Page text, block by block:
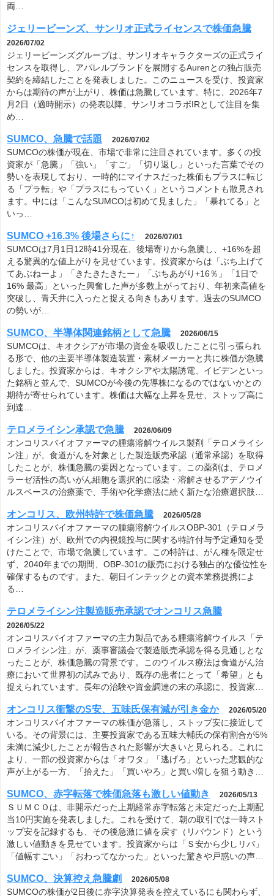
両…
ジェリービーンズ、サンリオ正式ライセンスで株価急騰
2026/07/02
ジェリービーンズグループは、サンリオキャラクターズの正式ライ
センスを取得し、アパレルブランドを展開するAurenとの独占販売
契約を締結したことを発表しました。このニュースを受け、投資家
からは期待の声が上がり、株価は急騰しています。特に、2026年7
月2日（適時開示）の発表以降、サンリオコラボIRとして注目を集
め…
SUMCO、急騰で話題 2026/07/02
SUMCOの株価が現在、市場で非常に注目されています。多くの投
資家が「急騰」「強い」「すご」「切り返し」といった言葉でその
勢いを表現しており、一時的にマイナスだった株価もプラスに転じ
る「プラ転」や「プラスにもっていく」というコメントも散見され
ます。中には「こんなSUMCOは初めて見ました」「暴れてる」と
いっ…
SUMCO +16.3% 後場さらに↑ 2026/07/01
SUMCOは7月1日12時41分現在、後場寄りから急騰し、+16%を超
える驚異的な値上がりを見せています。投資家からは「ぶち上げて
てあぶねーよ」「きたきたきたー」「ぶちあがり+16％」「1日で
16% 最高」といった興奮した声が多数上がっており、年初来高値を
突破し、青天井に入ったと捉える向きもあります。過去のSUMCO
の勢いが…
SUMCO、半導体関連銘柄として急騰 2026/06/15
SUMCOは、キオクシアが市場の資金を吸収したことに引っ張られ
る形で、他の主要半導体製造装置・素材メーカーと共に株価が急騰
しました。投資家からは、キオクシアや太陽誘電、イビデンといっ
た銘柄と並んで、SUMCOが今後の先導株になるのではないかとの
期待が寄せられています。株価は大幅な上昇を見せ、ストップ高に
到達…
テロメライシン承認で急騰 2026/06/09
オンコリスバイオファーマの腫瘍溶解ウイルス製剤「テロメライシ
ン注」が、食道がんを対象とした製造販売承認（通常承認）を取得
したことが、株価急騰の要因となっています。この薬剤は、テロメ
ラーゼ活性の高いがん細胞を選択的に感染・溶解させるアデノウイ
ルスベースの治療薬で、手術や化学療法に続く新たな治療選択肢…
オンコリス、欧州特許で株価急騰 2026/05/28
オンコリスバイオファーマの腫瘍溶解ウイルスOBP-301（テロメラ
イシン注）が、欧州での内視鏡投与に関する特許付与予定通知を受
けたことで、市場で急騰しています。この特許は、がん種を限定せ
ず、2040年までの期間、OBP-301の販売における独占的な優位性を
確保するものです。また、朝日インテックとの資本業務提携によ
る…
テロメライシン注製造販売承認でオンコリス急騰
2026/05/22
オンコリスバイオファーマの主力製品である腫瘍溶解ウイルス「テ
ロメライシン注」が、薬事審議会で製造販売承認を得る見通しとな
ったことが、株価急騰の背景です。このウイルス療法は食道がん治
療において世界初の試みであり、既存の患者にとって「希望」とも
捉えられています。長年の治験や資金調達の末の承認に、投資家…
オンコリス衝撃のS安、五味氏保有減が引き金か 2026/05/20
オンコリスバイオファーマの株価が急落し、ストップ安に接近して
いる。その背景には、主要投資家である五味大輔氏の保有割合が5%
未満に減少したことが報告された影響が大きいと見られる。これに
より、一部の投資家からは「オワタ」「逃げろ」といった悲観的な
声が上がる一方、「拾えた」「買いやろ」と買い増しを狙う動き…
SUMCO、赤字転落で株価急落も激しい値動き 2026/05/13
ＳＵＭＣＯは、非開示だった上期経常赤字転落と未定だった上期配
当10円実施を発表しました。これを受けて、朝の取引では一時スト
ップ安を記録するも、その後急激に値を戻す（リバウンド）という
激しい値動きを見せています。投資家からは「Ｓ安から少しリバ」
「値幅すごい」「おわってなかった」といった驚きや戸惑いの声…
SUMCO、決算控え急騰劇 2026/05/08
SUMCOの株価が2日後に赤字決算発表を控えているにも関わらず、